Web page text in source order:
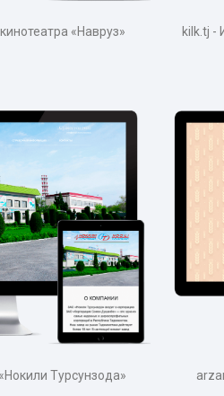
«Навруз»
kilk.tj -
Турсунзода»